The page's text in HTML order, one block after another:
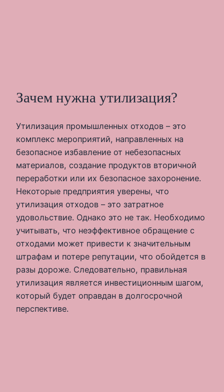
Зачем нужна утилизация?
Утилизация промышленных отходов – это
комплекс мероприятий, направленных на
безопасное избавление от небезопасных
материалов, создание продуктов вторичной
переработки или их безопасное захоронение.
Некоторые предприятия уверены, что
утилизация отходов – это затратное
удовольствие. Однако это не так. Необходимо
учитывать, что неэффективное обращение с
отходами может привести к значительным
штрафам и потере репутации, что обойдется в
разы дороже. Следовательно, правильная
утилизация является инвестиционным шагом,
который будет оправдан в долгосрочной
перспективе.